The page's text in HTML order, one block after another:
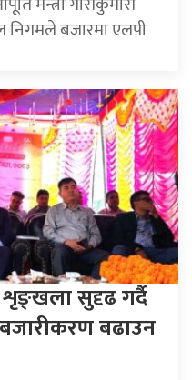
बजारमा एलपी
शृङ्खला सुदृढ गर्दै
बढाउन